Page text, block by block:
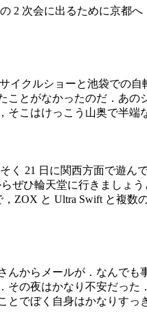
2 次会に出るために京都へ
イクルショーと池袋での
ことがなかったのだ．あ
そこはけっこう山奥で半端
く 21 日に関西方面で遊
ぜひ輪天堂に行きましょう
ZOX と Ultra Swift と複
んからメールが．なんで
その夜はかなり不安だっ
とでぼく自身はかなりすっ